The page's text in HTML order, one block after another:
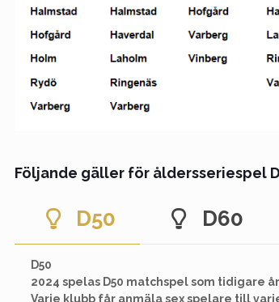
Följande gäller för åldersseriespel
D50 D60
D50
2024 spelas D50 matchspel som tidigare
Varje klubb får anmäla sex spelare till